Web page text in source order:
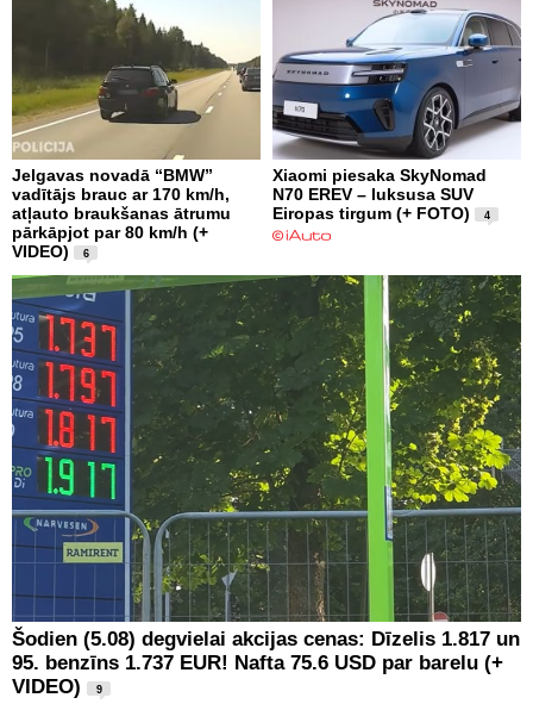
Jelgavas novadā “BMW”
vadītājs brauc ar 170 km/h,
atļauto braukšanas ātrumu
pārkāpjot par 80 km/h (+
VIDEO)
6
Xiaomi piesaka SkyNomad
N70 EREV – luksusa SUV
Eiropas tirgum (+ FOTO)
4
Šodien (5.08) degvielai akcijas cenas: Dīzelis 1.817 un
95. benzīns 1.737 EUR! Nafta 75.6 USD par barelu (+
VIDEO)
9